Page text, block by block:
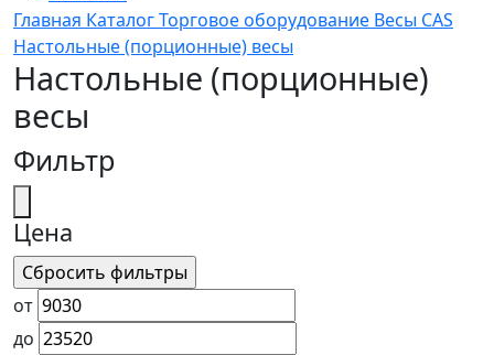
Главная КаталогТорговое оборудование Весы CAS
Настольные (порционные) весы
Настольные (порционные)
весы
Фильтр
Цена
от
до